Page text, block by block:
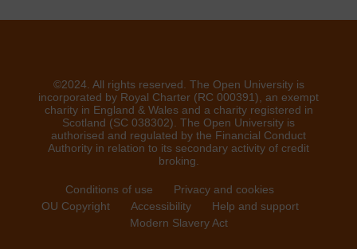
©2024. All rights reserved. The Open University is
incorporated by Royal Charter (RC 000391), an exempt
charity in England & Wales and a charity registered in
Scotland (SC 038302). The Open University is
authorised and regulated by the Financial Conduct
Authority in relation to its secondary activity of credit
broking.
Conditions of use
Privacy and cookies
OU Copyright
Accessibility
Help and support
Modern Slavery Act